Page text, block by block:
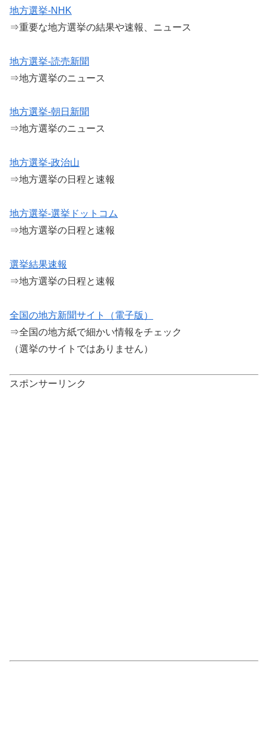
地方選挙-NHK
⇒重要な地方選挙の結果や速報、ニュース
地方選挙-読売新聞
⇒地方選挙のニュース
地方選挙-朝日新聞
⇒地方選挙のニュース
地方選挙-政治山
⇒地方選挙の日程と速報
地方選挙-選挙ドットコム
⇒地方選挙の日程と速報
選挙結果速報
⇒地方選挙の日程と速報
全国の地方新聞サイト（電子版）
⇒全国の地方紙で細かい情報をチェック
（選挙のサイトではありません）
スポンサーリンク